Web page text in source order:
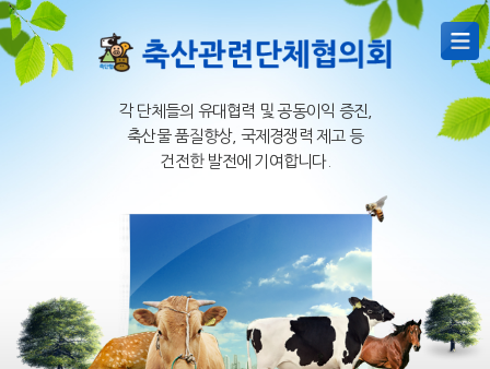
각 단체들의 유대협력 및 공동이익 증진,
축산물 품질향상, 국제경쟁력 제고 등
건전한 발전에 기여합니다.